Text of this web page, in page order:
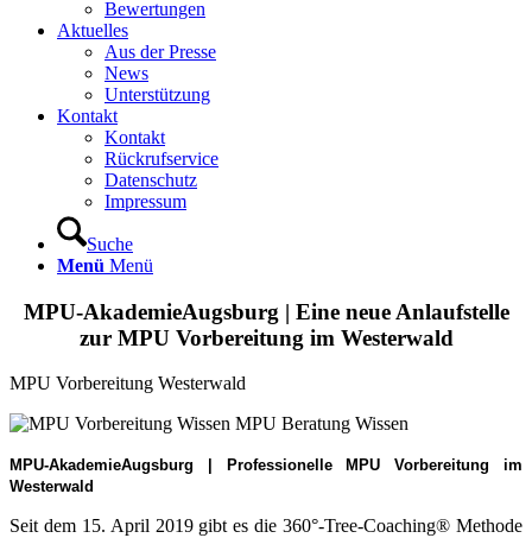
Bewertungen
Aktuelles
Aus der Presse
News
Unterstützung
Kontakt
Kontakt
Rückrufservice
Datenschutz
Impressum
Suche
Menü Menü
MPU-AkademieAugsburg | Eine neue Anlaufstelle
zur MPU Vorbereitung im Westerwald
MPU Vorbereitung Westerwald
MPU-AkademieAugsburg | Professionelle MPU Vorbereitungim
Westerwald
Seit dem 15. April 2019 gibt es die 360°-Tree-Coaching® Methode